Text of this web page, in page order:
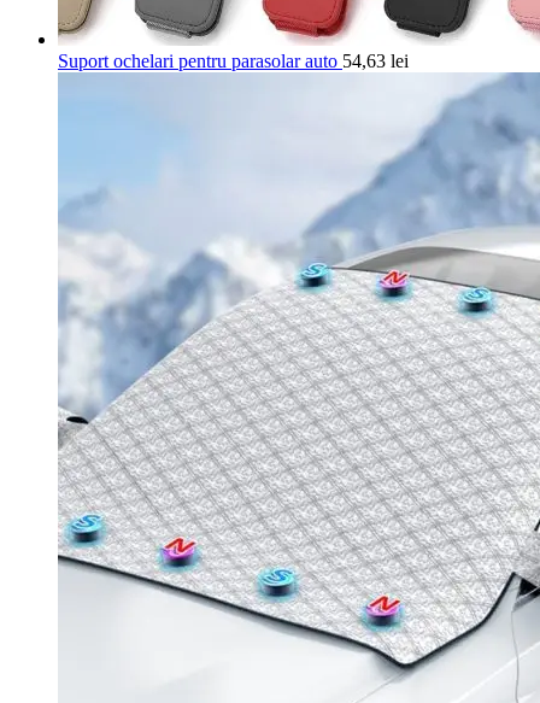
Suport ochelari pentru parasolar auto 54,63 lei